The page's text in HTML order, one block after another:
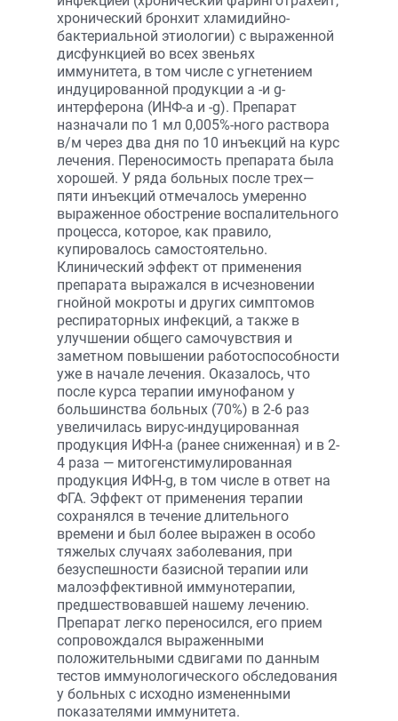
хронический бронхит хламидийно-
бактериальной этиологии) с выраженной
дисфункцией во всех звеньях
иммунитета, в том числе с угнетением
индуцированной продукции a -и g-
интерферона (ИНФ-a и -g). Препарат
назначали по 1 мл 0,005%-ного раствора
в/м через два дня по 10 инъекций на курс
лечения. Переносимость препарата была
хорошей. У ряда больных после трех—
пяти инъекций отмечалось умеренно
выраженное обострение воспалительного
процесса, которое, как правило,
купировалось самостоятельно.
Клинический эффект от применения
препарата выражался в исчезновении
гнойной мокроты и других симптомов
респираторных инфекций, а также в
улучшении общего самочувствия и
заметном повышении работоспособности
уже в начале лечения. Оказалось, что
после курса терапии имунофаном у
большинства больных (70%) в 2-6 раз
увеличилась вирус-индуцированная
продукция ИФН-a (ранее сниженная) и в 2-
4 раза — митогенстимулированная
продукция ИФН-g, в том числе в ответ на
ФГА. Эффект от применения терапии
сохранялся в течение длительного
времени и был более выражен в особо
тяжелых случаях заболевания, при
безуспешности базисной терапии или
малоэффективной иммунотерапии,
предшествовавшей нашему лечению.
Препарат легко переносился, его прием
сопровождался выраженными
положительными сдвигами по данным
тестов иммунологического обследования
у больных с исходно измененными
показателями иммунитета.